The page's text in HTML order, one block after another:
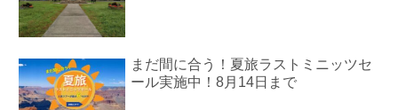
まだ間に合う！夏旅ラストミニッツセ
ール実施中！8月14日まで